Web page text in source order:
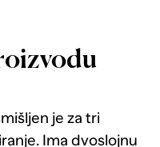
je za tri
Ima dvoslojnu